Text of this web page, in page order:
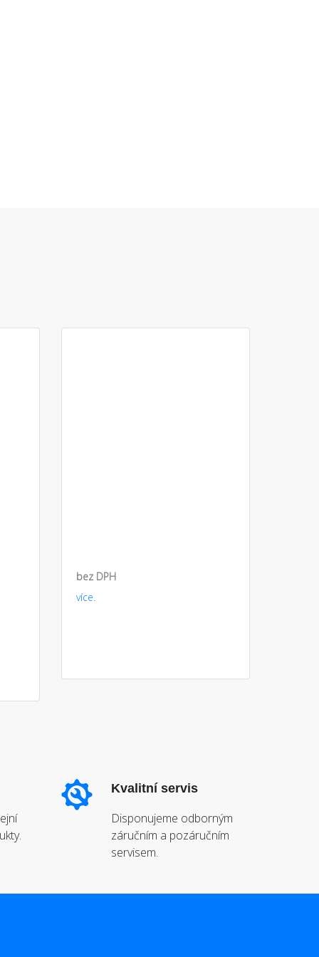
bez DPH
více.
Kvalitní servis
Disponujeme odborným
záručním a pozáručním
servisem.